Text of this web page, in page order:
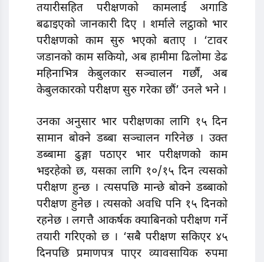
तयारीसहित परीक्षणको कामलाई अगाडि
बढाइएको जानकारी दिए । शर्माले लट्ठाको भार
परीक्षणको काम सुरु भएको बताए । ‘टावर
जडानको काम सकियो, अब हामीमा ढिलोमा डेढ
महिनाभित्र केबुलकार सञ्चालन गर्छौं, अब
केबुलकारको परीक्षण सुरु गरेका छौं’ उनले भने ।
उनका अनुसार भार परीक्षणका लागि १५ दिन
सामान बोक्ने डब्बा सञ्चालन गरिनेछ । उक्त
डब्बामा ढुङ्गा पठाएर भार परीक्षणको काम
भइरहेको छ, यसका लागि १०/१५ दिन त्यसको
परीक्षण हुन्छ । त्यसपछि मान्छे बोक्ने डब्बाको
परीक्षण हुनेछ । त्यसको अवधि पनि १५ दिनको
रहनेछ । लगत्तै आकर्षक क्याबिनको परीक्षण गर्ने
तयारी गरिएको छ । ‘सबै परीक्षण सकिएर ४५
दिनपछि प्रमाणपत्र पाएर व्यावसायिक रुपमा